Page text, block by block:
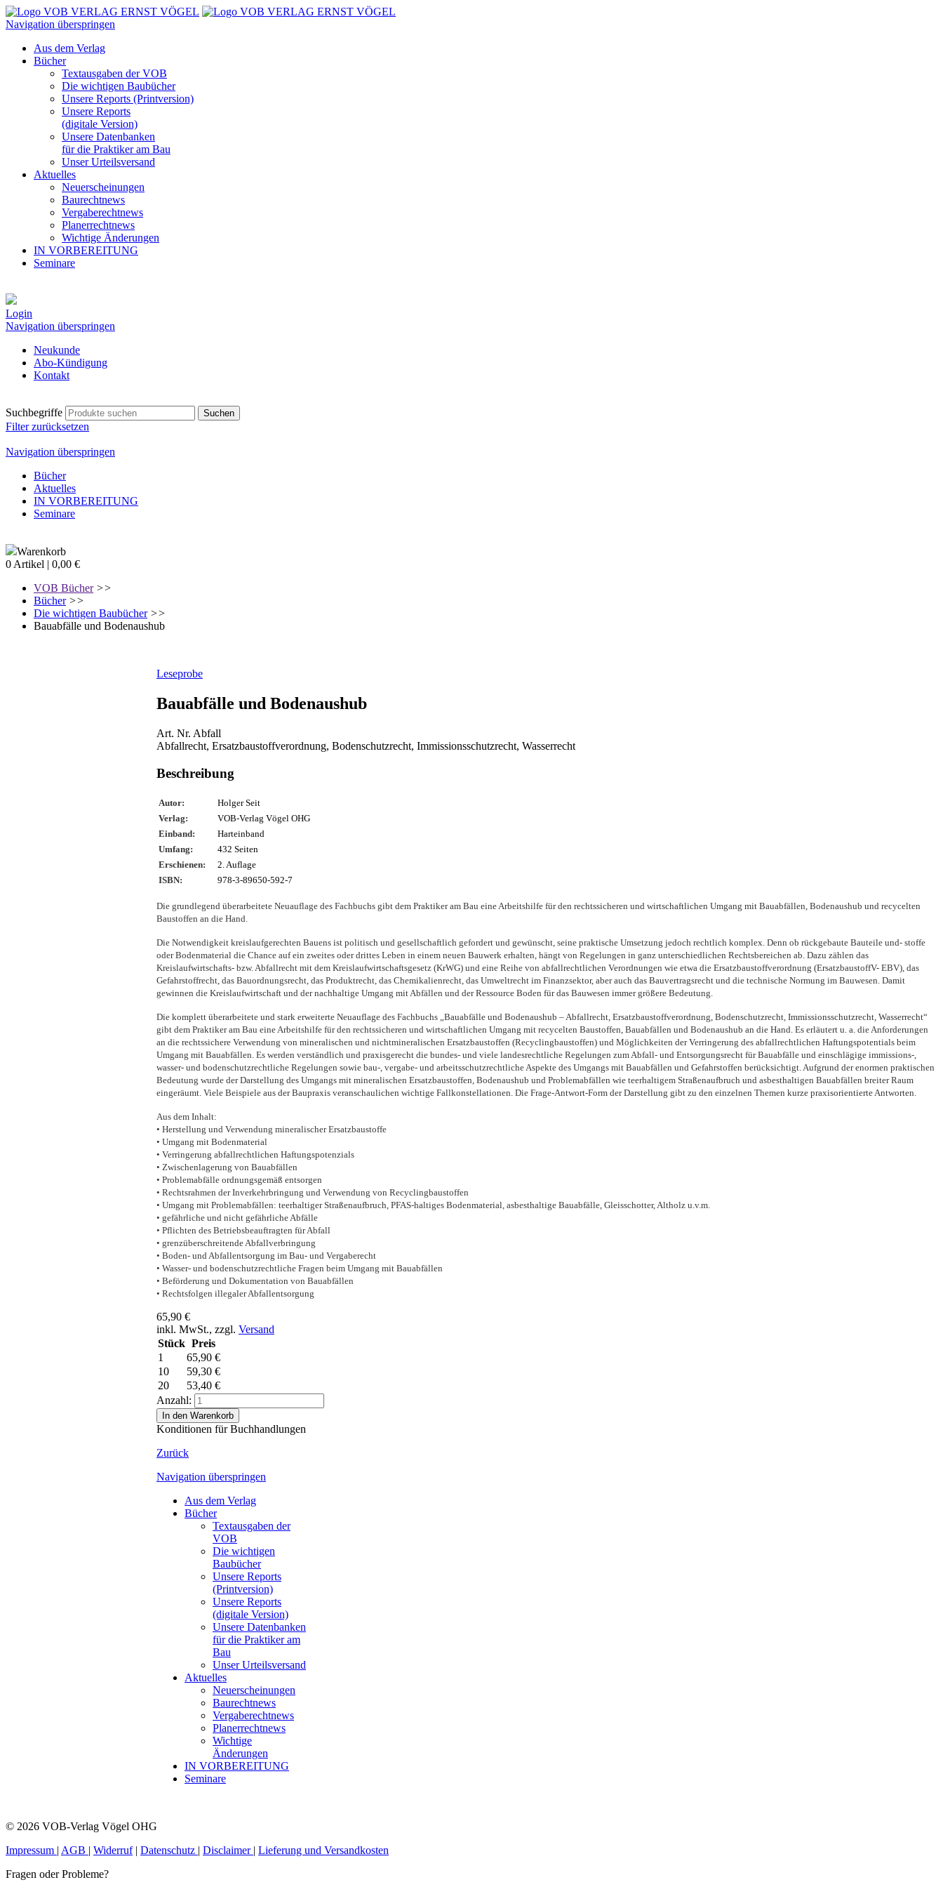
Navigation überspringen
Aus dem Verlag
Bücher
Textausgaben der VOB
Die wichtigen Baubücher
Unsere Reports (Printversion)
Unsere Reports
(digitale Version)
Unsere Datenbanken
für die Praktiker am Bau
Unser Urteilsversand
Aktuelles
Neuerscheinungen
Baurechtnews
Vergaberechtnews
Planerrechtnews
Wichtige Änderungen
IN VORBEREITUNG
Seminare
Login
Navigation überspringen
Neukunde
Abo-Kündigung
Kontakt
Suchbegriffe
Filter zurücksetzen
Navigation überspringen
Bücher
Aktuelles
IN VORBEREITUNG
Seminare
Warenkorb
0 Artikel | 0,00 €
VOB Bücher >>
Bücher >>
Die wichtigen Baubücher >>
Bauabfälle und Bodenaushub
Leseprobe
Bauabfälle und Bodenaushub
Art. Nr. Abfall
Abfallrecht, Ersatzbaustoffverordnung, Bodenschutzrecht, Immissionsschutzrecht, Wasserrecht
Beschreibung
Autor:
Holger Seit
Verlag:
VOB-Verlag Vögel OHG
Einband:
Harteinband
Umfang:
432 Seiten
Erschienen:
2. Auflage
ISBN:
978-3-89650-592-7
Die grundlegend überarbeitete Neuauflage des Fachbuchs gibt dem Praktiker am Bau eine Arbeitshilfe für den rechtssicheren und wirtschaftlichen Umgang mit Bauabfällen, Bodenaushub und recycelten
Baustoffen an die Hand.
Die Notwendigkeit kreislaufgerechten Bauens ist politisch und gesellschaftlich gefordert und gewünscht, seine praktische Umsetzung jedoch rechtlich komplex. Denn ob rückgebaute Bauteile und- stoffe
oder Bodenmaterial die Chance auf ein zweites oder drittes Leben in einem neuen Bauwerk erhalten, hängt von Regelungen in ganz unterschiedlichen Rechtsbereichen ab. Dazu zählen das
Kreislaufwirtschafts- bzw. Abfallrecht mit dem Kreislaufwirtschaftsgesetz (KrWG) und eine Reihe von abfallrechtlichen Verordnungen wie etwa die Ersatzbaustoffverordnung (ErsatzbaustoffV- EBV), das
Gefahrstoffrecht, das Bauordnungsrecht, das Produktrecht, das Chemikalienrecht, das Umweltrecht im Finanzsektor, aber auch das Bauvertragsrecht und die technische Normung im Bauwesen. Damit
gewinnen die Kreislaufwirtschaft und der nachhaltige Umgang mit Abfällen und der Ressource Boden für das Bauwesen immer größere Bedeutung.
Die komplett überarbeitete und stark erweiterte Neuauflage des Fachbuchs „Bauabfälle und Bodenaushub – Abfallrecht, Ersatzbaustoffverordnung, Bodenschutzrecht, Immissionsschutzrecht, Wasserrecht“
gibt dem Praktiker am Bau eine Arbeitshilfe für den rechtssicheren und wirtschaftlichen Umgang mit recycelten Baustoffen, Bauabfällen und Bodenaushub an die Hand. Es erläutert u. a. die Anforderungen
an die rechtssichere Verwendung von mineralischen und nichtmineralischen Ersatzbaustoffen (Recyclingbaustoffen) und Möglichkeiten der Verringerung des abfallrechtlichen Haftungspotentials beim
Umgang mit Bauabfällen. Es werden verständlich und praxisgerecht die bundes- und viele landesrechtliche Regelungen zum Abfall- und Entsorgungsrecht für Bauabfälle und einschlägige immissions-,
wasser- und bodenschutzrechtliche Regelungen sowie bau-, vergabe- und arbeitsschutzrechtliche Aspekte des Umgangs mit Bauabfällen und Gefahrstoffen berücksichtigt. Aufgrund der enormen praktischen
Bedeutung wurde der Darstellung des Umgangs mit mineralischen Ersatzbaustoffen, Bodenaushub und Problemabfällen wie teerhaltigem Straßenaufbruch und asbesthaltigen Bauabfällen breiter Raum
eingeräumt. Viele Beispiele aus der Baupraxis veranschaulichen wichtige Fallkonstellationen. Die Frage-Antwort-Form der Darstellung gibt zu den einzelnen Themen kurze praxisorientierte Antworten.
Aus dem Inhalt:
• Herstellung und Verwendung mineralischer Ersatzbaustoffe
• Umgang mit Bodenmaterial
• Verringerung abfallrechtlichen Haftungspotenzials
• Zwischenlagerung von Bauabfällen
• Problemabfälle ordnungsgemäß entsorgen
• Rechtsrahmen der Inverkehrbringung und Verwendung von Recyclingbaustoffen
• Umgang mit Problemabfällen: teerhaltiger Straßenaufbruch, PFAS-haltiges Bodenmaterial, asbesthaltige Bauabfälle, Gleisschotter, Altholz u.v.m.
• gefährliche und nicht gefährliche Abfälle
• Pflichten des Betriebsbeauftragten für Abfall
• grenzüberschreitende Abfallverbringung
• Boden- und Abfallentsorgung im Bau- und Vergaberecht
• Wasser- und bodenschutzrechtliche Fragen beim Umgang mit Bauabfällen
• Beförderung und Dokumentation von Bauabfällen
• Rechtsfolgen illegaler Abfallentsorgung
65,90 €
inkl. MwSt., zzgl. Versand
Stück Preis
1
65,90 €
10
59,30 €
20
53,40 €
Anzahl:
In den Warenkorb
Konditionen für Buchhandlungen
Zurück
Navigation überspringen
Aus dem Verlag
Bücher
Textausgaben der
VOB
Die wichtigen
Baubücher
Unsere Reports
(Printversion)
Unsere Reports
(digitale Version)
Unsere Datenbanken
für die Praktiker am
Bau
Unser Urteilsversand
Aktuelles
Neuerscheinungen
Baurechtnews
Vergaberechtnews
Planerrechtnews
Wichtige
Änderungen
IN VORBEREITUNG
Seminare
© 2026 VOB-Verlag Vögel OHG
Impressum | AGB | Widerruf| Datenschutz | Disclaimer | Lieferung und Versandkosten
Fragen oder Probleme?